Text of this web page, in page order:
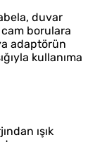
duvar
borulara
adaptörün
kullanıma
ışık